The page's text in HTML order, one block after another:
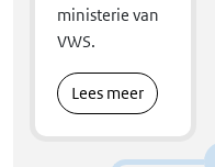
ministerie van
VWS.
Lees meer